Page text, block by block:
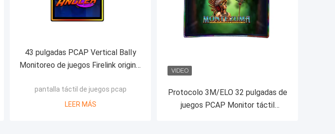
43 pulgadas PCAP Vertical BalIy
Monitoreo de juegos Firelink original
capacitiva
pantalla táctil de juegos pcap
LEER MÁS
Protocolo 3M/ELO 32 pulgadas de
juegos PCAP Monitor táctil